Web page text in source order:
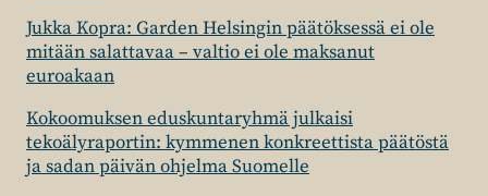
Jukka Kopra: Garden Helsingin päätöksessä ei ole
mitään salattavaa – valtio ei ole maksanut
euroakaan
Kokoomuksen eduskuntaryhmä julkaisi
tekoälyraportin: kymmenen konkreettista päätöstä
ja sadan päivän ohjelma Suomelle